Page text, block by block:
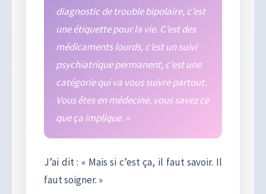
diagnostic de trouble bipolaire, c’est
une étiquette pour la vie. C’est des
médicaments lourds, c’est un suivi
psychiatrique permanent, c’est une
catégorie qui va vous suivre partout.
Vous êtes en médecine, vous savez ce
que ça implique. »
J’ai dit : « Mais si c’est ça, il faut savoir. Il
faut soigner. »